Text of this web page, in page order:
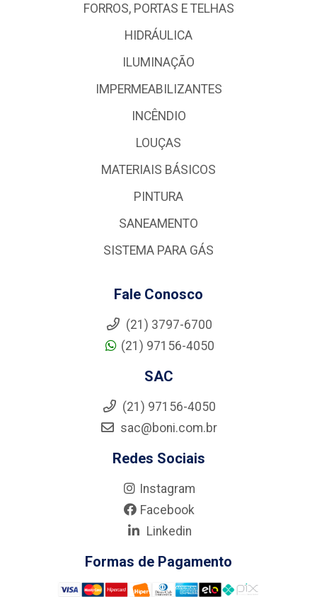
FORROS, PORTAS E TELHAS
HIDRÁULICA
ILUMINAÇÃO
IMPERMEABILIZANTES
INCÊNDIO
LOUÇAS
MATERIAIS BÁSICOS
PINTURA
SANEAMENTO
SISTEMA PARA GÁS
Fale Conosco
(21) 3797-6700
(21) 97156-4050
SAC
(21) 97156-4050
sac@boni.com.br
Redes Sociais
Instagram
Facebook
Linkedin
Formas de Pagamento